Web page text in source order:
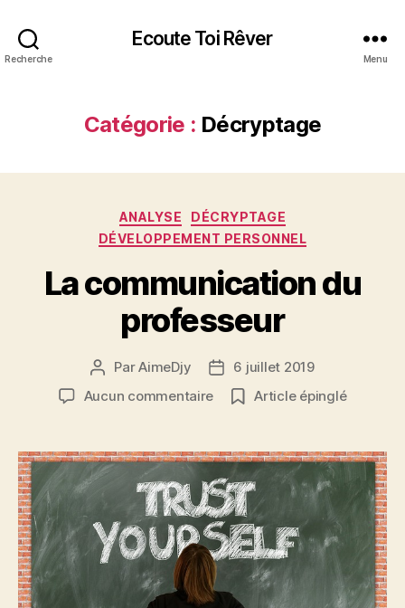
Recherche
Ecoute Toi Rêver
Menu
Catégorie : Décryptage
Catégories
ANALYSE
DÉCRYPTAGE
DÉVELOPPEMENT PERSONNEL
La communication du
professeur
Auteur
ParAimeDjy
Date
de
l’article
6 juillet 2019
Aucun commentairesur
du
professeur
Article épinglé